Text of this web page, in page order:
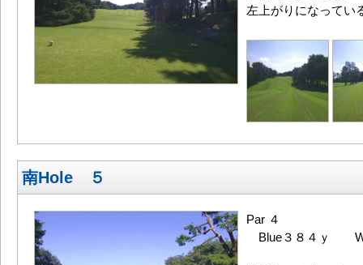
左上がりになってい
南Hole ５
Par ４
Blue３８４ｙ